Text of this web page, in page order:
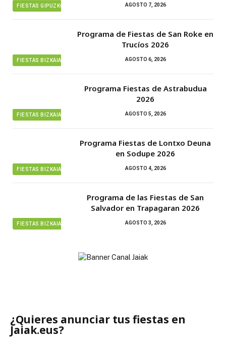
FIESTAS GIPUZKOA AGOSTO 7, 2026
FIESTAS BIZKAIA
Programa de Fiestas de San Roke en
Trucíos 2026
AGOSTO 6, 2026
FIESTAS BIZKAIA
Programa Fiestas de Astrabudua
2026
AGOSTO 5, 2026
FIESTAS BIZKAIA
Programa Fiestas de Lontxo Deuna
en Sodupe 2026
AGOSTO 4, 2026
FIESTAS BIZKAIA
Programa de las Fiestas de San
Salvador en Trapagaran 2026
AGOSTO 3, 2026
¿Quieres anunciar tus fiestas en
Jaiak.eus?